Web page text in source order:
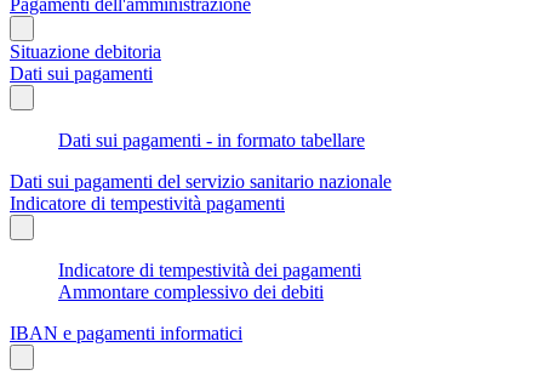
Situazione debitoria
Dati sui pagamenti
Dati sui pagamenti - in formato tabellare
Dati sui pagamenti del servizio sanitario nazionale
Indicatore di tempestività pagamenti
Indicatore di tempestività dei pagamenti
Ammontare complessivo dei debiti
IBAN e pagamenti informatici